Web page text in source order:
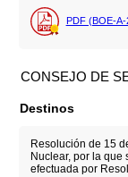
PDF (BOE-
CONSEJO DE
Destinos
Resolución de 15
Nuclear, por la
efectuada por